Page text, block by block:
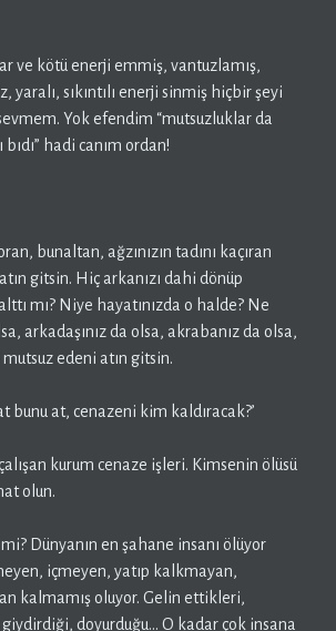
ve kötü enerji emmiş, vantuzlamış,
yaralı, sıkıntılı enerji sinmiş hiçbir şeyi
Yok efendim “mutsuzluklar da
bıdı” hadi canım ordan!
bunaltan, ağzınızın tadını kaçıran
gitsin. Hiç arkanızı dahi dönüp
mı? Niye hayatınızda o halde? Ne
arkadaşınız da olsa, akrabanız da olsa,
edeni atın gitsin.
bunu at, cenazeni kim kaldıracak?’
kurum cenaze işleri. Kimsenin ölüsü
olun.
Dünyanın en şahane insanı ölüyor
içmeyen, yatıp kalkmayan,
kalmamış oluyor. Gelin ettikleri,
doyurduğu… O kadar çok insana